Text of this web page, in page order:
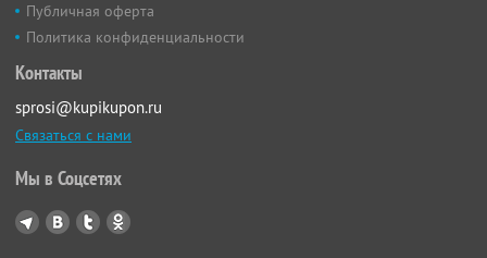
Публичная оферта
Политика конфиденциальности
Контакты
sprosi@kupikupon.ru
Связаться с нами
Мы в Соцсетях